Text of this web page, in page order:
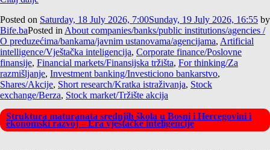
Posted on Saturday, 18 July 2026, 7:00Sunday, 19 July 2026, 16:55 by
Bife.baPosted in About companies/banks/public institutions/agencies /
O preduzećima/bankama/javnim ustanovama/agencijama, Artificial
intelligence/Vještačka inteligencija, Corporate finance/Poslovne
finansije, Financial markets/Finansijska tržišta, For thinking/Za
razmišljanje, Investment banking/Investiciono bankarstvo,
Shares/Akcije, Short research/Kratka istraživanja, Stock
exchange/Berza, Stock market/Tržište akcija
Struktura maturanata srednjih škola u Bosni i Hercegovini i
ekonomski razvoj – Era vještačke inteligencije